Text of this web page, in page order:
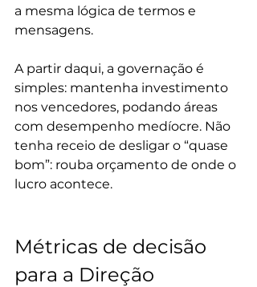
a mesma lógica de termos e
mensagens.
A partir daqui, a governação é
simples: mantenha investimento
nos vencedores, podando áreas
com desempenho medíocre. Não
tenha receio de desligar o “quase
bom”: rouba orçamento de onde o
lucro acontece.
Métricas de decisão
para a Direção